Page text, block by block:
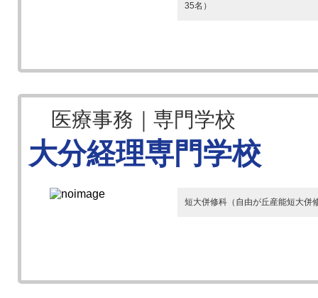
35名）
医療事務｜専門学校
大分経理専門学校
短大併修科（自由が丘産能短大併